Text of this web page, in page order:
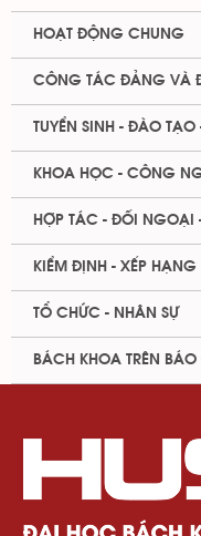
HOẠT ĐỘNG CHUNG
CÔNG TÁC ĐẢNG VÀ
TUYỂN SINH - ĐÀO
KHOA HỌC - CÔNG
HỢP TÁC - ĐỐI NGOẠI
KIỂM ĐỊNH - XẾP HẠNG
TỔ CHỨC - NHÂN SỰ
BÁCH KHOA TRÊN BÁO